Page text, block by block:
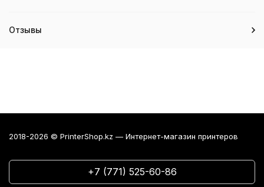
Отзывы
2018-2026 © PrinterShop.kz — Интернет-магазин принтеров
+7 (771) 525-60-86